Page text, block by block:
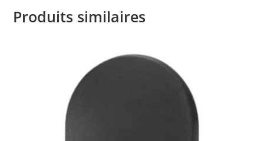
Produits similaires